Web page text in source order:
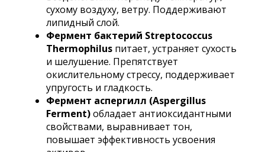
сухому воздуху, ветру. Поддерживают
липидный слой.
Фермент бактерий Streptococcus
Thermophilus питает, устраняет сухость
и шелушение. Препятствует
окислительному стрессу, поддерживает
упругость и гладкость.
Фермент аспергилл (Aspergillus
Ferment)обладает антиоксидантными
свойствами, выравнивает тон,
повышает эффективность усвоения